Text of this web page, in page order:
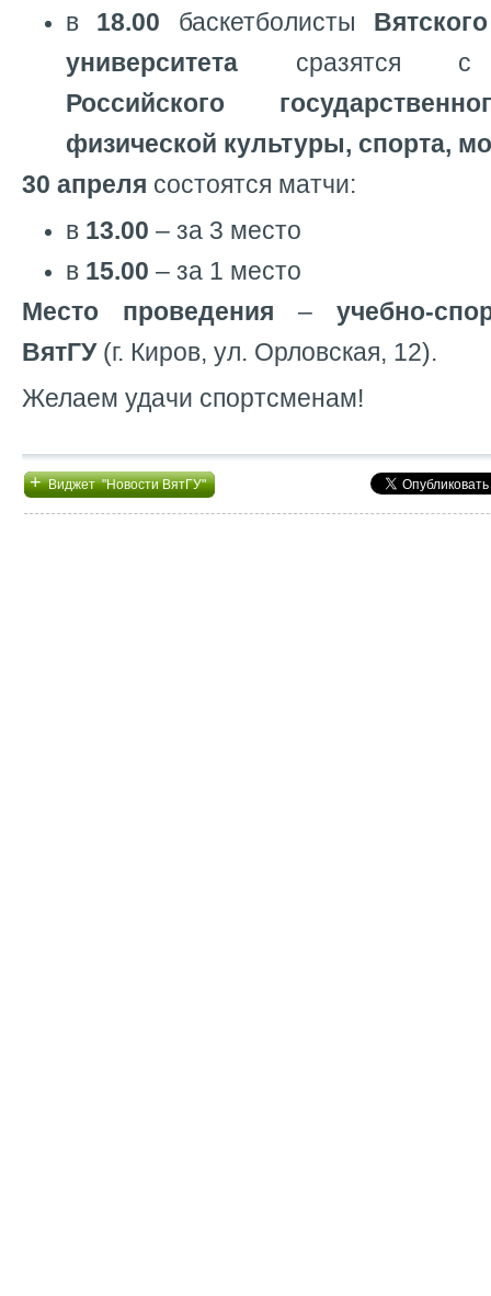
в 18.00 баскетболисты
университета сразятся с
Российского
физической культуры, спорта,
30 апреля состоятся матчи:
в 13.00 – за 3 место
в 15.00 – за 1 место
Место проведения – учебно-
ВятГУ(г. Киров, ул. Орловская, 12).
Желаем удачи спортсменам!
+Виджет "Новости ВятГУ"